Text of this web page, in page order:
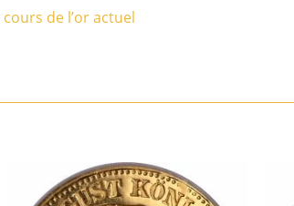
cours de l’or actuel